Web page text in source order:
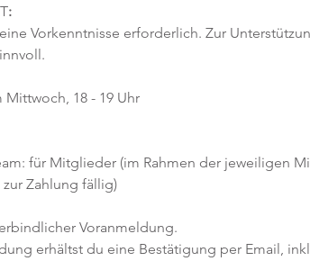
:
Vorkenntnisse erforderlich. Zur
18 - 19 Uhr
für Mitglieder (im Rahmen der jeweiligen
Zahlung fällig)
Voranmeldung.
erhältst du eine Bestätigung per Email,